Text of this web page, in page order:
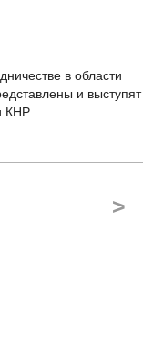
в области
и выступят
КНР.
>